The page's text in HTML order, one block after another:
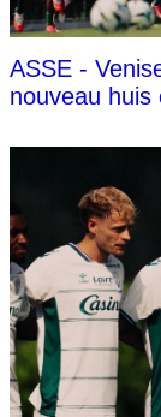
ASSE -
nouveau huis